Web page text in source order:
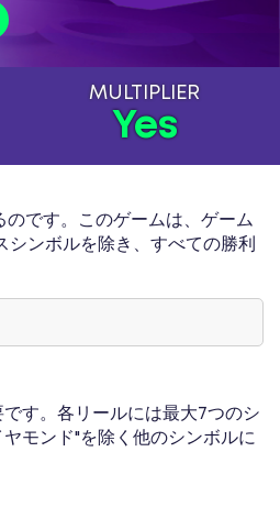
MULTIPLIER
Yes
です。このゲームは、ゲーム
ンボルを除き、すべての勝利
す。各リールには最大7つのシ
モンド"を除く他のシンボルに